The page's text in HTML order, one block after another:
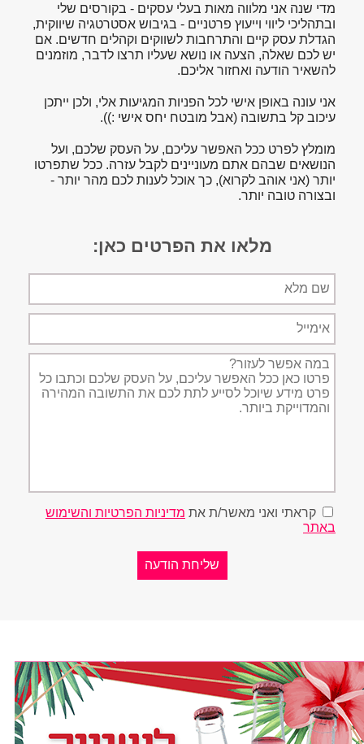
מדי שנה אני מלווה מאות בעלי עסקים - בקורסים שלי
ובתהליכי ליווי וייעוץ פרטניים - בגיבוש אסטרטגיה שיווקית,
הגדלת עסק קיים והתרחבות לשווקים וקהלים חדשים. אם
יש לכם שאלה, הצעה או נושא שעליו תרצו לדבר, מוזמנים
להשאיר הודעה ואחזור אליכם.
אני עונה באופן אישי לכל הפניות המגיעות אלי, ולכן ייתכן
עיכוב קל בתשובה (אבל מובטח יחס אישי :)).
מומלץ לפרט ככל האפשר עליכם, על העסק שלכם, ועל
הנושאים שבהם אתם מעוניינים לקבל עזרה. ככל שתפרטו
יותר (אני אוהב לקרוא), כך אוכל לענות לכם מהר יותר -
ובצורה טובה יותר.
מלאו את הפרטים כאן:
מלא
תיאור
הפניה
קראתי ואני מאשר/ת את מדיניות הפרטיות והשימוש
באתר